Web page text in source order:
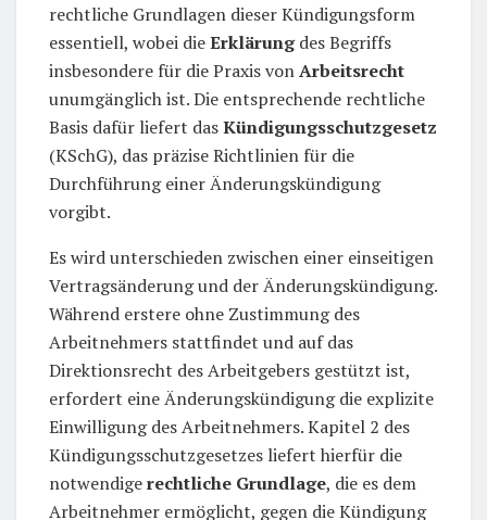
rechtliche Grundlagen dieser Kündigungsform
essentiell, wobei dieErklärungdes Begriffs
insbesondere für die Praxis vonArbeitsrecht
unumgänglich ist. Die entsprechende rechtliche
Basis dafür liefert dasKündigungsschutzgesetz
(KSchG), das präzise Richtlinien für die
Durchführung einer Änderungskündigung
vorgibt.
Es wird unterschieden zwischen einer einseitigen
Vertragsänderung und der Änderungskündigung.
Während erstere ohne Zustimmung des
Arbeitnehmers stattfindet und auf das
Direktionsrecht des Arbeitgebers gestützt ist,
erfordert eine Änderungskündigung die explizite
Einwilligung des Arbeitnehmers. Kapitel 2 des
Kündigungsschutzgesetzes liefert hierfür die
notwendigerechtliche Grundlage, die es dem
Arbeitnehmer ermöglicht, gegen die Kündigung